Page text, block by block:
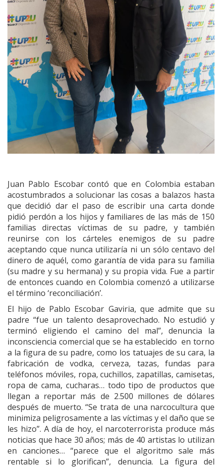
Juan Pablo Escobar contó que en Colombia estaban
acostumbrados a solucionar las cosas a balazos hasta
que decidió dar el paso de escribir una carta donde
pidió perdón a los hijos y familiares de las más de 150
familias directas víctimas de su padre, y también
reunirse con los cárteles enemigos de su padre
aceptando cque nunca utilizaría ni un sólo centavo del
dinero de aquél, como garantía de vida para su familia
(su madre y su hermana) y su propia vida. Fue a partir
de entonces cuando en Colombia comenzó a utilizarse
el término ‘reconciliación’.
El hijo de Pablo Escobar Gaviria, que admite que su
padre “fue un talento desaprovechado. No estudió y
terminó eligiendo el camino del mal”, denuncia la
inconsciencia comercial que se ha establecido en torno
a la figura de su padre, como los tatuajes de su cara, la
fabricación de vodka, cerveza, tazas, fundas para
teléfonos móviles, ropa, cuchillos, zapatillas, camisetas,
ropa de cama, cucharas… todo tipo de productos que
llegan a reportar más de 2.500 millones de dólares
después de muerto. “Se trata de una narcocultura que
minimiza peligrosamente a las víctimas y el daño que se
les hizo”. A día de hoy, el narcoterrorista produce más
noticias que hace 30 años; más de 40 artistas lo utilizan
en canciones… “parece que el algoritmo sale más
rentable si lo glorifican”, denuncia. La figura del